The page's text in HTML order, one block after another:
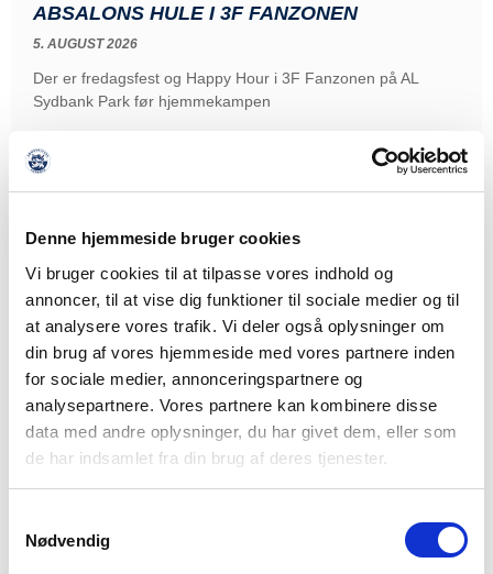
Denne hjemmeside bruger cookies
Vi bruger cookies til at tilpasse vores indhold og
annoncer, til at vise dig funktioner til sociale medier og til
at analysere vores trafik. Vi deler også oplysninger om
din brug af vores hjemmeside med vores partnere inden
for sociale medier, annonceringspartnere og
analysepartnere. Vores partnere kan kombinere disse
data med andre oplysninger, du har givet dem, eller som
de har indsamlet fra din brug af deres tjenester.
Nødvendig
ABSALONS HULE I 3F FANZONEN
5. AUGUST 2026
Der er fredagsfest og Happy Hour i 3F Fanzonen på AL
Sydbank Park før hjemmekampen